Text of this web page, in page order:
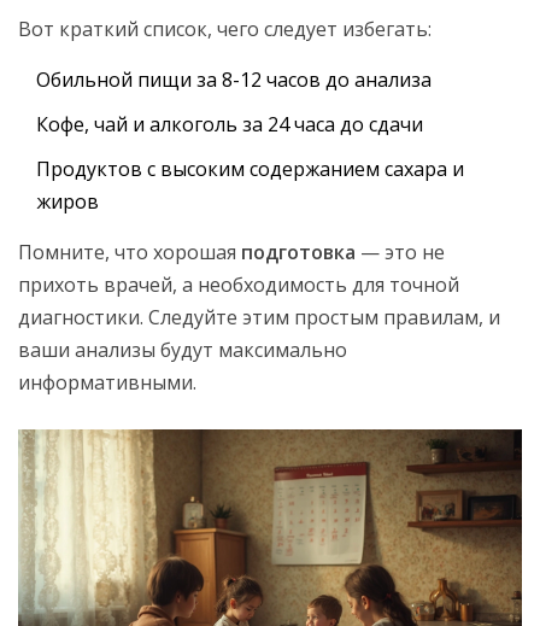
Вот краткий список, чего следует избегать:
Обильной пищи за 8-12 часов до анализа
Кофе, чай и алкоголь за 24 часа до сдачи
Продуктов с высоким содержанием сахара и
жиров
Помните, что хорошая подготовка — это не
прихоть врачей, а необходимость для точной
диагностики. Следуйте этим простым правилам, и
ваши анализы будут максимально
информативными.